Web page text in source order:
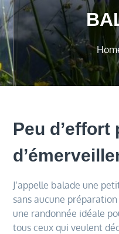
Peu
J’appelle balade une
sans aucune
une randonnée idéale
tous ceux qui veulent